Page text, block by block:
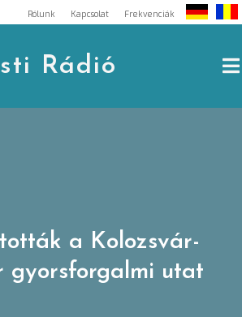
Rólunk Kapcsolat Frekvenciák
Rádió
a Kolozsvár-
gyorsforgalmi utat